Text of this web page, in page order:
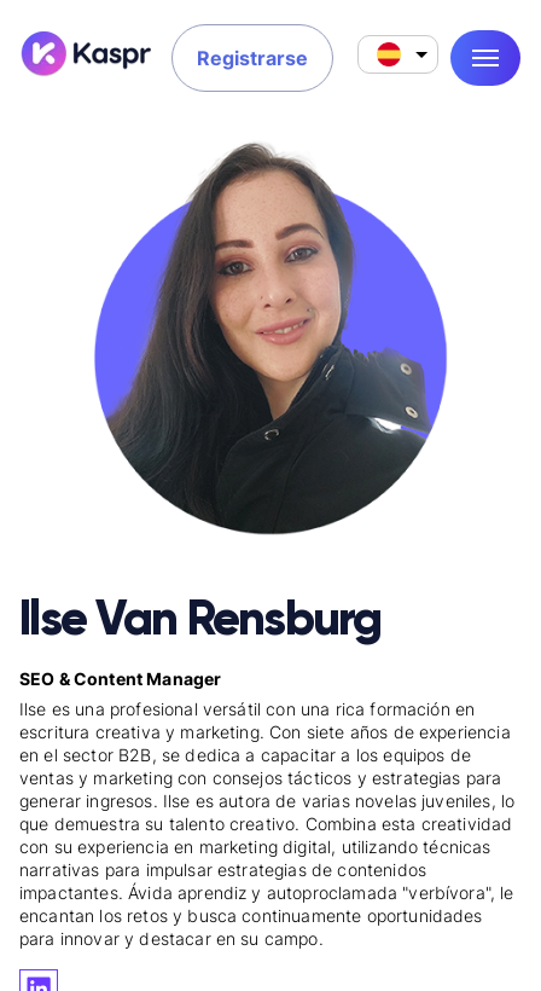
Registrarse
Ilse Van Rensburg
SEO & Content Manager
Ilse es una profesional versátil con una rica formación en
escritura creativa y marketing. Con siete años de experiencia
en el sector B2B, se dedica a capacitar a los equipos de
ventas y marketing con consejos tácticos y estrategias para
generar ingresos. Ilse es autora de varias novelas juveniles, lo
que demuestra su talento creativo. Combina esta creatividad
con su experiencia en marketing digital, utilizando técnicas
narrativas para impulsar estrategias de contenidos
impactantes. Ávida aprendiz y autoproclamada "verbívora", le
encantan los retos y busca continuamente oportunidades
para innovar y destacar en su campo.